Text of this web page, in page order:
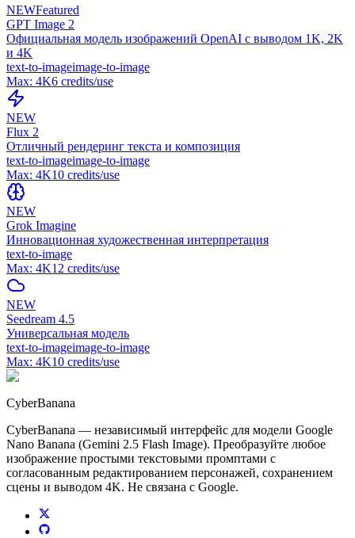
NEWFeatured
GPT Image 2
Официальная модель изображений OpenAI с выводом 1K, 2K
и 4K
text-to-imageimage-to-image
Max: 4K6 credits/use
NEW
Flux 2
Отличный рендеринг текста и композиция
text-to-imageimage-to-image
Max: 4K10 credits/use
NEW
Grok Imagine
Инновационная художественная интерпретация
text-to-image
Max: 4K12 credits/use
NEW
Seedream 4.5
Универсальная модель
text-to-imageimage-to-image
Max: 4K10 credits/use
CyberBanana
CyberBanana — независимый интерфейс для модели Google
Nano Banana (Gemini 2.5 Flash Image). Преобразуйте любое
изображение простыми текстовыми промптами с
согласованным редактированием персонажей, сохранением
сцены и выводом 4K. Не связана с Google.